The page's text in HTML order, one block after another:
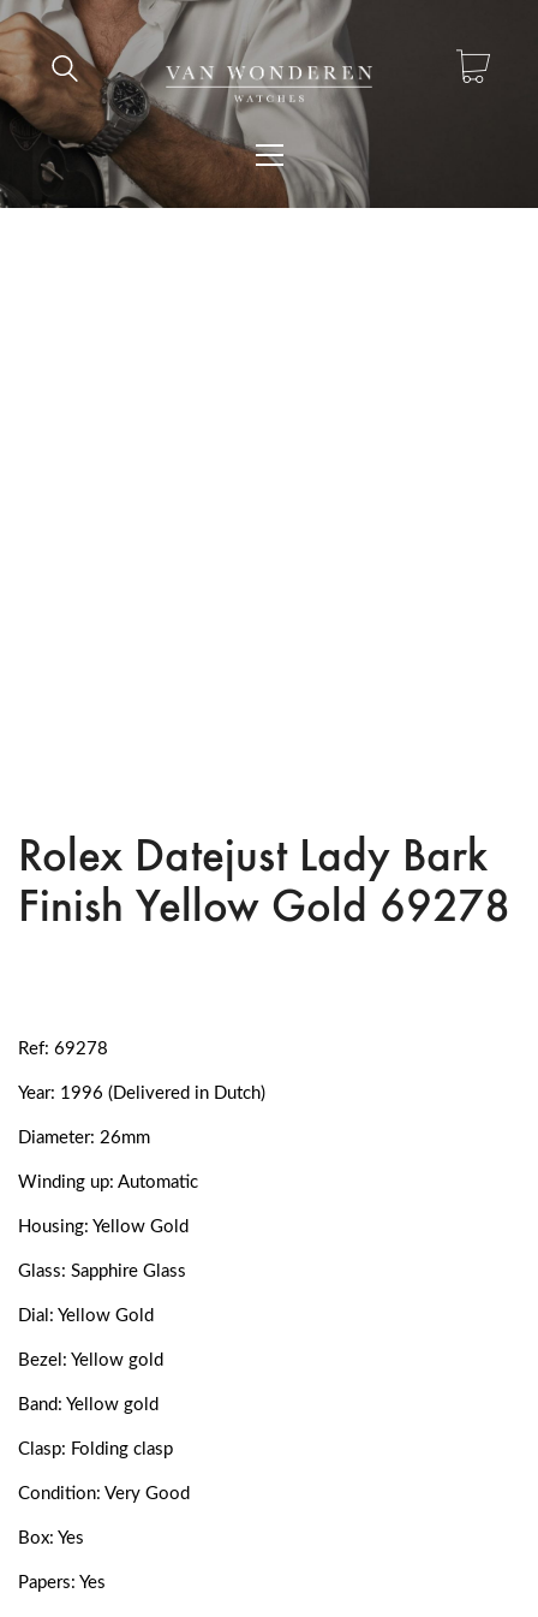
Rolex Datejust Lady Bark
Finish Yellow Gold 69278
Ref: 69278
Year: 1996 (Delivered in Dutch)
Diameter: 26mm
Winding up: Automatic
Housing: Yellow Gold
Glass: Sapphire Glass
Dial: Yellow Gold
Bezel: Yellow gold
Band: Yellow gold
Clasp: Folding clasp
Condition: Very Good
Box: Yes
Papers: Yes